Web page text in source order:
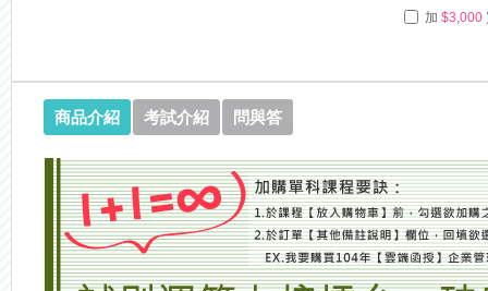
加 $3,000
商品介紹 考試介紹 問與答